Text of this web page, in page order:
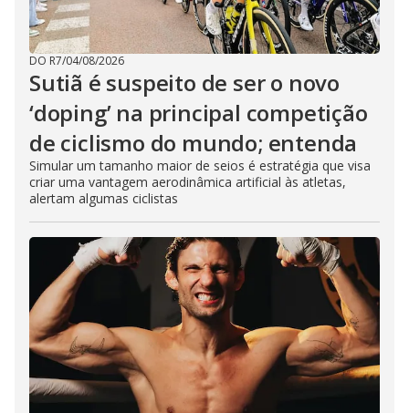
DO R7/04/08/2026
Sutiã é suspeito de ser o novo
‘doping’ na principal competição
de ciclismo do mundo; entenda
Simular um tamanho maior de seios é estratégia que visa
criar uma vantagem aerodinâmica artificial às atletas,
alertam algumas ciclistas